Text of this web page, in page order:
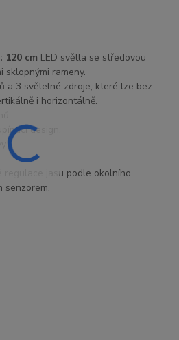
120 cm LED světla se středovou
sklopnými rameny.
a 3 světelné zdroje, které lze bez
i horizontálně.
design.
regulace jasu podle okolního
senzorem.